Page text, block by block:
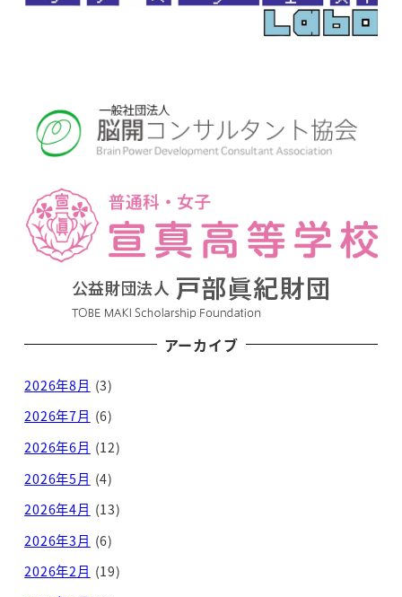
アーカイブ
2026年8月 (3)
2026年7月 (6)
2026年6月 (12)
2026年5月 (4)
2026年4月 (13)
2026年3月 (6)
2026年2月 (19)